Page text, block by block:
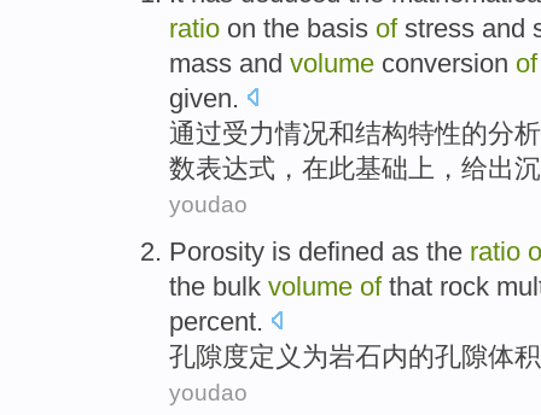
ratio on the basis ofstress and
mass and volume conversion of
given.
通过受力情况和结构特性的分析
数表达式， 在此基础上 ，给出
youdao
Porosity is defined as the ratio
the bulk volume ofthat rock
percent.
孔隙度定义 为岩石内的孔隙体积
youdao